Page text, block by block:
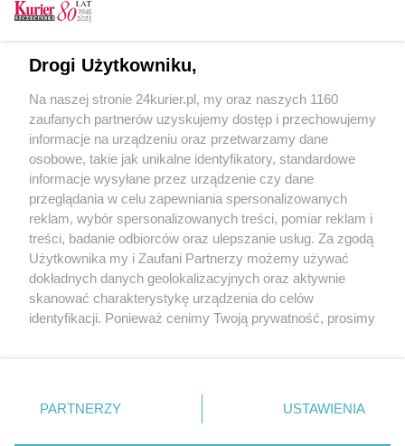
CZYTAJ TAKŻE
Porty w Szczecinie i Świnoujściu kontra Nord
Stream
W styczniu podniosą banderę na Strażaku-26
POGODA
17℃
Zobacz prognozę na 3 dni
Copyright © 2022 Kurier Szczeciński sp. z o.o.
Wszelkie prawa zastrzeżone
Drogi Użytkowniku,
Na naszej stronie 24kurier.pl, my oraz naszych 1160
zaufanych partnerów uzyskujemy dostęp i przechowujemy
informacje na urządzeniu oraz przetwarzamy dane
osobowe, takie jak unikalne identyfikatory, standardowe
informacje wysyłane przez urządzenie czy dane
przeglądania w celu zapewniania spersonalizowanych
reklam, wybór spersonalizowanych treści, pomiar reklam i
treści, badanie odbiorców oraz ulepszanie usług. Za zgodą
Użytkownika my i Zaufani Partnerzy możemy używać
dokładnych danych geolokalizacyjnych oraz aktywnie
skanować charakterystykę urządzenia do celów
identyfikacji. Ponieważ cenimy Twoją prywatność, prosimy
prywatności znajdujący się w lewym dolnym rogu strony
. Niektóre rodzaje przetwarzania danych nie wymagają
PARTNERZY USTAWIENIA